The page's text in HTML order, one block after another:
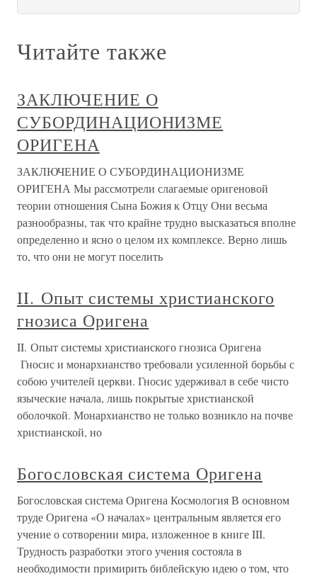
Читайте также
ЗАКЛЮЧЕНИЕ О
СУБОРДИНАЦИОНИЗМЕ
ОРИГЕНА
ЗАКЛЮЧЕНИЕ О СУБОРДИНАЦИОНИЗМЕ
ОРИГЕНА Мы рассмотрели слагаемые оригеновой
теории отношения Сына Божия к Отцу Они весьма
разнообразны, так что крайне трудно высказаться вполне
определенно и ясно о целом их комплексе. Верно лишь
то, что они не могут поселить
II. Опыт системы христианского
гнозиса Оригена
II. Опыт системы христианского гнозиса Оригена
Гносис и монархианство требовали усиленной борьбы с
собою учителей церкви. Гносис удерживал в себе чисто
языческие начала, лишь покрытые христианской
оболочкой. Монархианство не только возникло на почве
христианской, но
Богословская система Оригена
Богословская система Оригена Космология В основном
труде Оригена «О началах» центральным является его
учение о сотворении мира, изложенное в книге III.
Трудность разработки этого учения состояла в
необходимости примирить библейскую идею о том, что